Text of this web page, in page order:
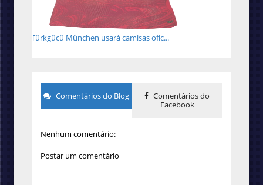
Türkgücü München usará camisas ofic...
Comentários do Blog
Comentários do
Facebook
Nenhum comentário:
Postar um comentário